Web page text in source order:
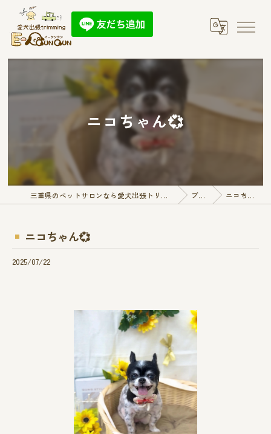
ニコちゃん💞
三重県のペットサロンなら愛犬出張トリミング E-QunQun ブログ ニコちゃん💞
ニコちゃん💞
2025/07/22